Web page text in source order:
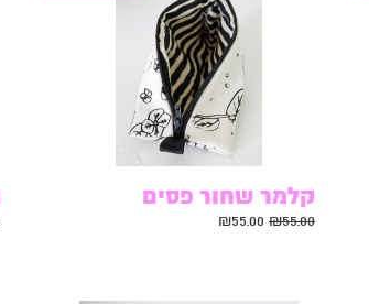
קלמר שחור פסים
₪55.00
₪55.00